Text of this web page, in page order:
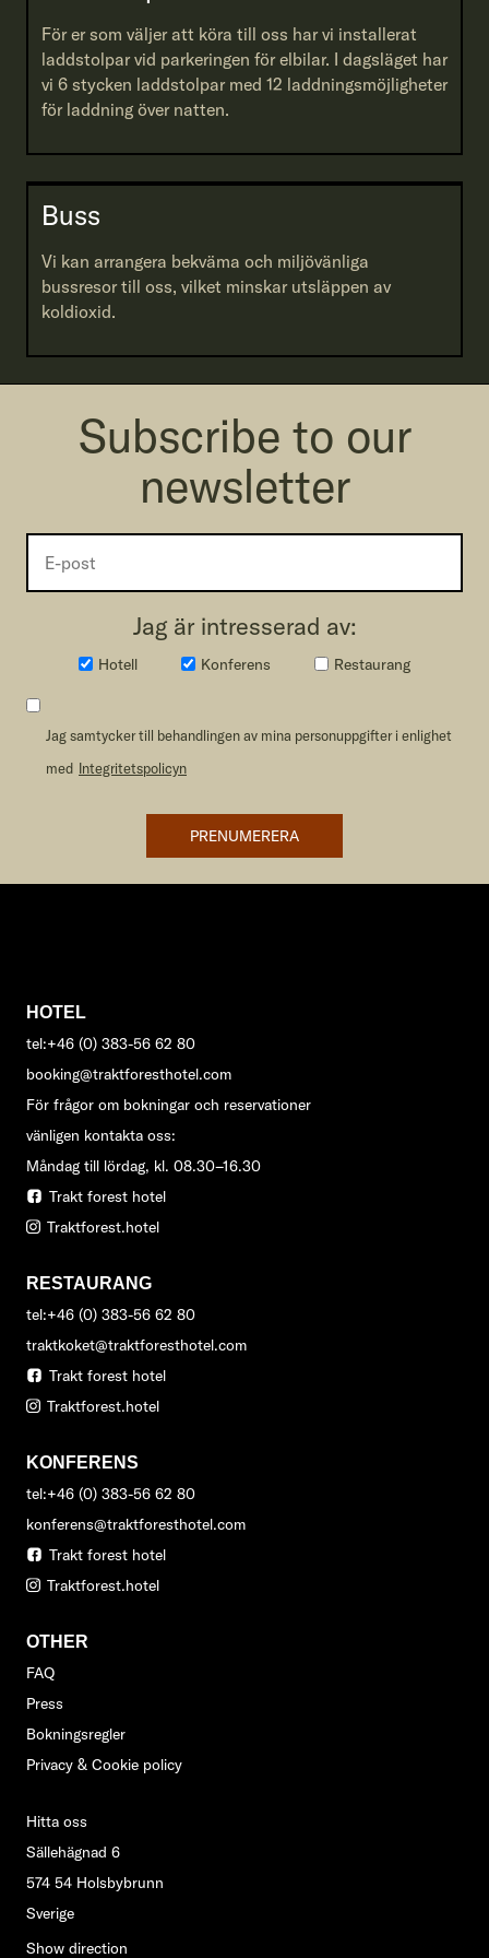
För er som väljer att köra till oss har vi installerat
laddstolpar vid parkeringen för elbilar. I dagsläget har
vi 6 stycken laddstolpar med 12 laddningsmöjligheter
för laddning över natten.
Buss
Vi kan arrangera bekväma och miljövänliga
bussresor till oss, vilket minskar utsläppen av
koldioxid.
Subscribe to our
newsletter
Jag är intresserad av:
Hotell Konferens Restaurang
Jag samtycker till behandlingen av mina personuppgifter i enlighet
med Integritetspolicyn
PRENUMERERA
HOTEL
tel:+46 (0) 383-56 62 80
booking@traktforesthotel.com
För frågor om bokningar och reservationer
vänligen kontakta oss:
Måndag till lördag, kl. 08.30–16.30
Trakt forest hotel
Traktforest.hotel
RESTAURANG
tel:+46 (0) 383-56 62 80
traktkoket@traktforesthotel.com
Trakt forest hotel
Traktforest.hotel
KONFERENS
tel:+46 (0) 383-56 62 80
konferens@traktforesthotel.com
Trakt forest hotel
Traktforest.hotel
OTHER
FAQ
Press
Bokningsregler
Privacy & Cookie policy
Hitta oss
Sällehägnad 6
574 54 Holsbybrunn
Sverige
Show direction